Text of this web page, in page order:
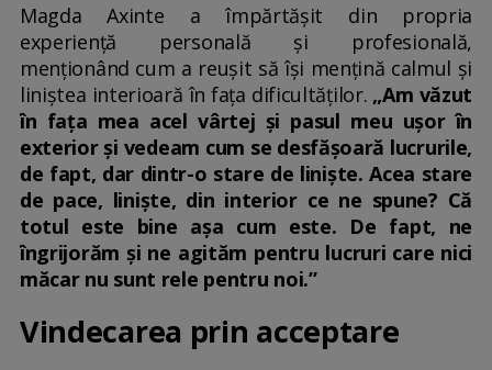
Magda Axinte a împărtășit din propria
experiență personală și profesională,
menționând cum a reușit să își mențină calmul și
liniștea interioară în fața dificultăților. „Am văzut
în fața mea acel vârtej și pasul meu ușor în
exterior și vedeam cum se desfășoară lucrurile,
de fapt, dar dintr-o stare de liniște. Acea stare
de pace, liniște, din interior ce ne spune? Că
totul este bine așa cum este. De fapt, ne
îngrijorăm și ne agităm pentru lucruri care nici
măcar nu sunt rele pentru noi.”
Vindecarea prin acceptare